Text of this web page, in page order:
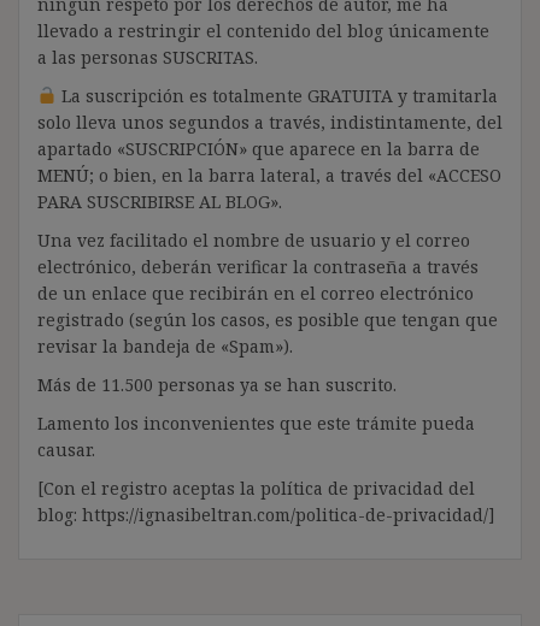
llevado a restringir el contenido del blog únicamente
a las personas SUSCRITAS.
La suscripción es totalmente GRATUITA y tramitarla
solo lleva unos segundos a través, indistintamente, del
apartado «SUSCRIPCIÓN» que aparece en la barra de
MENÚ; o bien, en la barra lateral, a través del «ACCESO
PARA SUSCRIBIRSE AL BLOG».
Una vez facilitado el nombre de usuario y el correo
electrónico, deberán verificar la contraseña a través
de un enlace que recibirán en el correo electrónico
registrado (según los casos, es posible que tengan que
revisar la bandeja de «Spam»).
Más de 11.500 personas ya se han suscrito.
Lamento los inconvenientes que este trámite pueda
causar.
[Con el registro aceptas la política de privacidad del
blog: https://ignasibeltran.com/politica-de-privacidad/]